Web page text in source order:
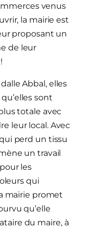
venus
la mairie est
proposant un
de leur
Abbal, elles
sont
totale avec
leur local. Avec
perd un tissu
un travail
les
qui
mairie promet
qu’elle
du maire, à